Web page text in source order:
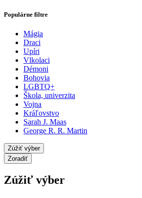
Populárne filtre
Mágia
Draci
Upíri
Vlkolaci
Démoni
Bohovia
LGBTQ+
Škola, univerzita
Vojna
Kráľovstvo
Sarah J. Maas
George R. R. Martin
Zúžiť výber
Zoradiť
Zúžiť výber